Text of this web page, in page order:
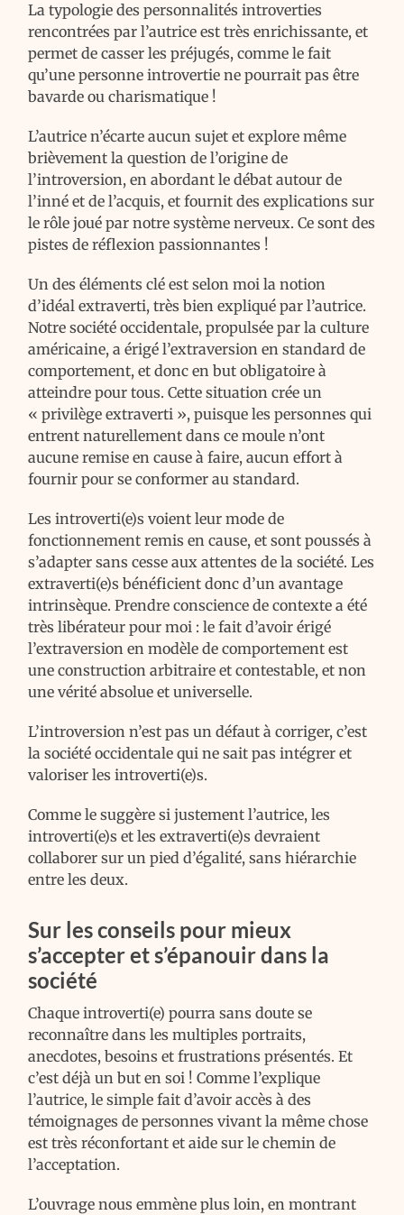
La typologie des personnalités introverties
rencontrées par l’autrice est très enrichissante, et
permet de casser les préjugés, comme le fait
qu’une personne introvertie ne pourrait pas être
bavarde ou charismatique !
L’autrice n’écarte aucun sujet et explore même
brièvement la question de l’origine de
l’introversion, en abordant le débat autour de
l’inné et de l’acquis, et fournit des explications sur
le rôle joué par notre système nerveux. Ce sont des
pistes de réflexion passionnantes !
Un des éléments clé est selon moi la notion
d’idéal extraverti, très bien expliqué par l’autrice.
Notre société occidentale, propulsée par la culture
américaine, a érigé l’extraversion en standard de
comportement, et donc en but obligatoire à
atteindre pour tous. Cette situation crée un
« privilège extraverti », puisque les personnes qui
entrent naturellement dans ce moule n’ont
aucune remise en cause à faire, aucun effort à
fournir pour se conformer au standard.
Les introverti(e)s voient leur mode de
fonctionnement remis en cause, et sont poussés à
s’adapter sans cesse aux attentes de la société. Les
extraverti(e)s bénéficient donc d’un avantage
intrinsèque. Prendre conscience de contexte a été
très libérateur pour moi : le fait d’avoir érigé
l’extraversion en modèle de comportement est
une construction arbitraire et contestable, et non
une vérité absolue et universelle.
L’introversion n’est pas un défaut à corriger, c’est
la société occidentale qui ne sait pas intégrer et
valoriser les introverti(e)s.
Comme le suggère si justement l’autrice, les
introverti(e)s et les extraverti(e)s devraient
collaborer sur un pied d’égalité, sans hiérarchie
entre les deux.
Sur les conseils pour mieux
s’accepter et s’épanouir dans la
société
Chaque introverti(e) pourra sans doute se
reconnaître dans les multiples portraits,
anecdotes, besoins et frustrations présentés. Et
c’est déjà un but en soi ! Comme l’explique
l’autrice, le simple fait d’avoir accès à des
témoignages de personnes vivant la même chose
est très réconfortant et aide sur le chemin de
l’acceptation.
L’ouvrage nous emmène plus loin, en montrant